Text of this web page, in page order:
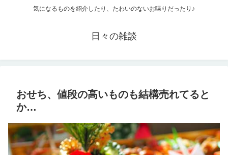
気になるものを紹介したり、たわいのないお喋りだったり♪
日々の雑談
おせち、値段の高いものも結構売れてると
か…